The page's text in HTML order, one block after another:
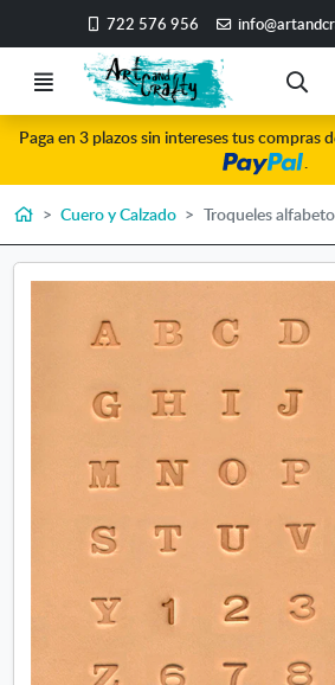
Ir al contenido principal de la página
722 576 956
Menú
Paga en 3 plazos sin intereses tus compras
InicioCuero y Calzado Troqueles